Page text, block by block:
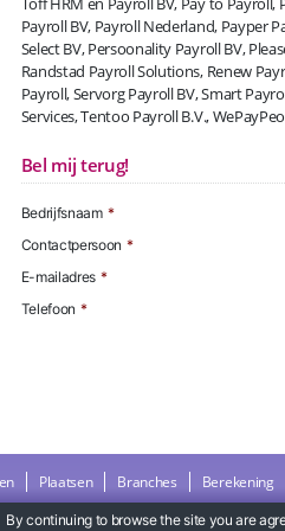
Payroll BV, Payroll Nederland, Payper
Select BV, Persoonality Payroll BV,
Randstad Payroll Solutions, Renew
Payroll, Servorg Payroll BV, Smart
Services, Tentoo Payroll B.V.,
Bel mij terug!
Bedrijfsnaam *
Contactpersoon *
E-mailadres *
Telefoon *
Plaatsen Branches Berekening
By continuing to browse the site you are